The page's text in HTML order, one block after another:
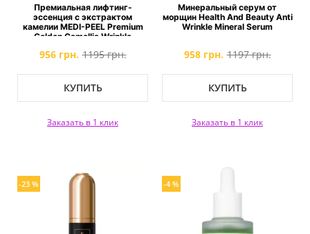
Премиальная лифтинг-
эссенция с экстрактом
камелии MEDI-PEEL Premium
Golden Camellia Wrinkle
956 грн. 1195 грн.
КУПИТЬ
Заказать в 1 клик
Минеральный серум от
морщин Health And Beauty Anti
Wrinkle Mineral Serum
958 грн. 1197 грн.
КУПИТЬ
Заказать в 1 клик
-23 % -4 %